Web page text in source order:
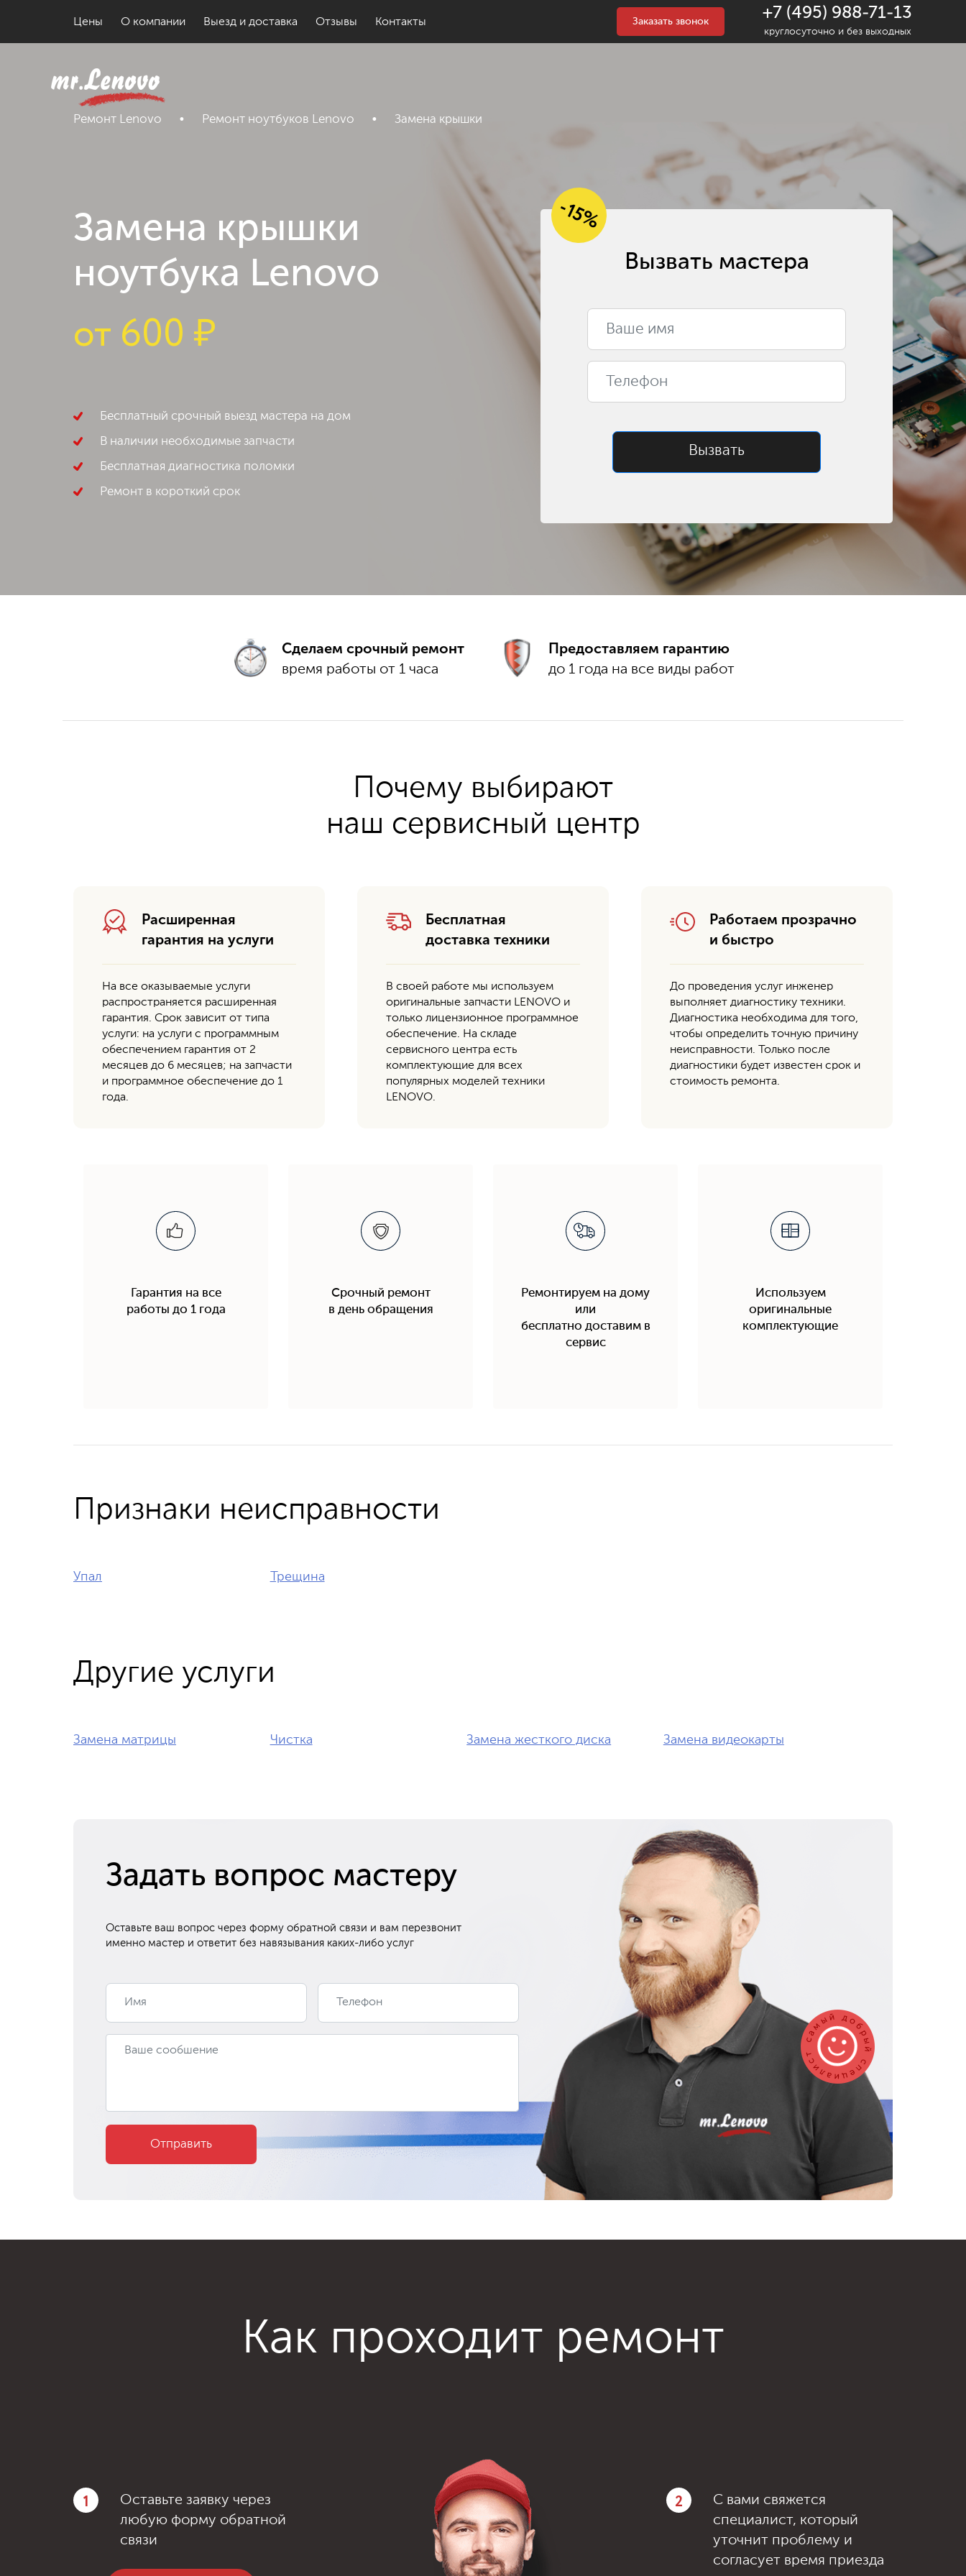
Цены О компании Выезд и доставка Отзывы Контакты Заказать звонок +7 (495) 988-71-13
круглосуточно и без выходных
Ремонт Lenovo • Ремонт ноутбуков Lenovo • Замена крышки
Замена крышки
ноутбука Lenovo
от 600 ₽
Бесплатный срочный выезд мастера на дом
В наличии необходимые запчасти
Бесплатная диагностика поломки
Ремонт в короткий срок
-15%
Вызвать мастера
Вызвать
Сделаем срочный ремонт
время работы от 1 часа
Предоставляем гарантию
до 1 года на все виды работ
Почему выбирают
наш сервисный центр
Расширенная
гарантия на услуги
На все оказываемые услуги
распространяется расширенная
гарантия. Срок зависит от типа
услуги: на услуги с программным
обеспечением гарантия от 2
месяцев до 6 месяцев; на запчасти
и программное обеспечение до 1
года.
Бесплатная
доставка техники
В своей работе мы используем
оригинальные запчасти LENOVO и
только лицензионное программное
обеспечение. На складе
сервисного центра есть
комплектующие для всех
популярных моделей техники
LENOVO.
Работаем прозрачно
и быстро
До проведения услуг инженер
выполняет диагностику техники.
Диагностика необходима для того,
чтобы определить точную причину
неисправности. Только после
диагностики будет известен срок и
стоимость ремонта.
Гарантия на все
работы до 1 года
Срочный ремонт
в день обращения
Ремонтируем на дому
или
бесплатно доставим в
сервис
Используем
оригинальные
комплектующие
Признаки неисправности
Упал Трещина
Другие услуги
Замена матрицы Чистка Замена жесткого диска Замена видеокарты
Задать вопрос мастеру
Оставьте ваш вопрос через форму обратной связи и вам перезвонит
именно мастер и ответит без навязывания каких-либо услуг
Отправить
Как проходит ремонт
1
Оставьте заявку через
любую форму обратной
связи
2
С вами свяжется
специалист, который
уточнит проблему и
согласует время приезда